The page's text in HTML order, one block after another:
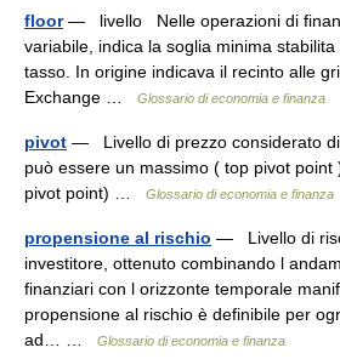
floor— livello Nelle operazioni di
variabile, indica la soglia minima
tasso. In origine indicava il recinto alle
Exchange …
Glossario di economia e finanza
pivot — Livello di prezzo considerato di
può essere un massimo ( top pivot
pivot point) …
Glossario di economia e finanza
propensione al rischio — Livello di
investitore, ottenuto combinando l
finanziari con l orizzonte temporale
propensione al rischio è definibile per
ad… …
Glossario di economia e finanza